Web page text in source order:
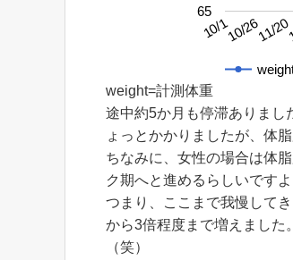
10/110/2611/20
65
weight=計測体重
途中約5か月も停滞ありまし
ょっとかかりましたが、体
ちなみに、女性の場合は体
ク期へと進めるらしいです
つまり、ここまで我慢して
から3倍程度まで増えました
（笑）